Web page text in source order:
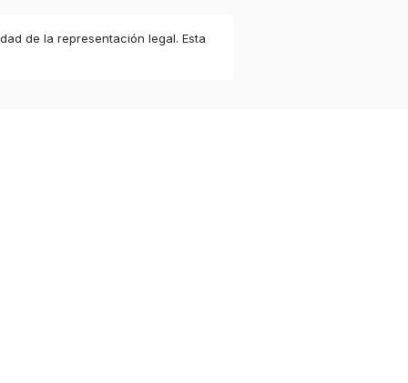
de la representación legal. Esta